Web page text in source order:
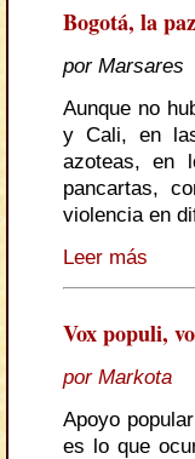
Bogotá, la
por Marsares
Aunque no
y Cali, en
azoteas, en
pancartas,
violencia en
Leer más
Vox populi,
por Markota
Apoyo
es lo que